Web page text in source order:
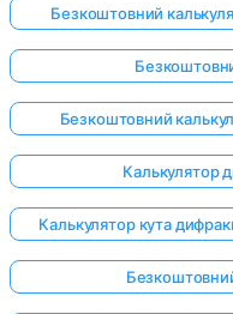
Безкоштовний
Безкоштовний
Калькулятор
Калькулятор кута